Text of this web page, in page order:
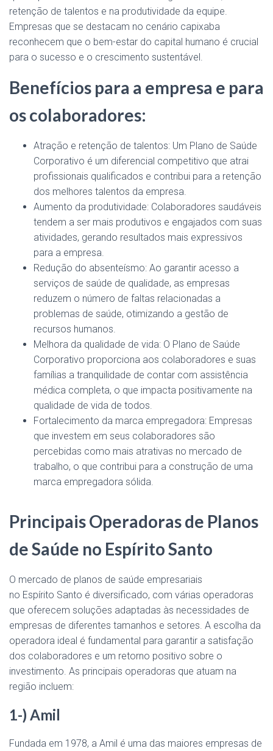
retenção de talentos e na produtividade da equipe.
Empresas que se destacam no cenário capixaba
reconhecem que o bem-estar do capital humano é crucial
para o sucesso e o crescimento sustentável.
Benefícios para a empresa e para
os colaboradores:
Atração e retenção de talentos: Um Plano de Saúde
Corporativo é um diferencial competitivo que atrai
profissionais qualificados e contribui para a retenção
dos melhores talentos da empresa.
Aumento da produtividade: Colaboradores saudáveis
tendem a ser mais produtivos e engajados com suas
atividades, gerando resultados mais expressivos
para a empresa.
Redução do absenteísmo: Ao garantir acesso a
serviços de saúde de qualidade, as empresas
reduzem o número de faltas relacionadas a
problemas de saúde, otimizando a gestão de
recursos humanos.
Melhora da qualidade de vida: O Plano de Saúde
Corporativo proporciona aos colaboradores e suas
famílias a tranquilidade de contar com assistência
médica completa, o que impacta positivamente na
qualidade de vida de todos.
Fortalecimento da marca empregadora: Empresas
que investem em seus colaboradores são
percebidas como mais atrativas no mercado de
trabalho, o que contribui para a construção de uma
marca empregadora sólida.
Principais Operadoras de Planos
de Saúde no Espírito Santo
O mercado de planos de saúde empresariais
no Espírito Santo é diversificado, com várias operadoras
que oferecem soluções adaptadas às necessidades de
empresas de diferentes tamanhos e setores. A escolha da
operadora ideal é fundamental para garantir a satisfação
dos colaboradores e um retorno positivo sobre o
investimento. As principais operadoras que atuam na
região incluem:
1-) Amil
Fundada em 1978, a Amil é uma das maiores empresas de